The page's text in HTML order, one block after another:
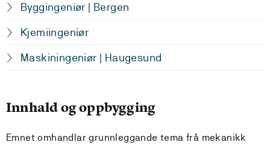
Byggingeniør | Bergen
Kjemiingeniør
Maskiningeniør | Haugesund
Innhald og oppbygging
Emnet omhandlar grunnleggande tema frå mekanikk